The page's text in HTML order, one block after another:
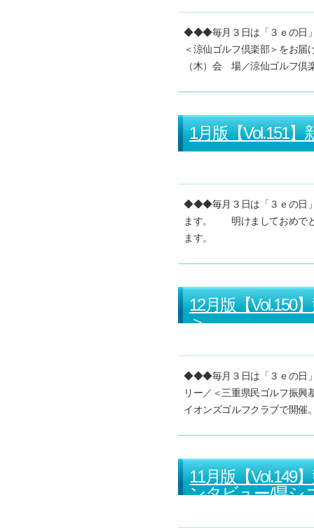
◆◆◆毎月３日は「３ｅの日
＜涼仙ゴルフ倶楽部＞をお届
（木）会 場／涼仙ゴルフ倶
1月版【Vol.151】
◆◆◆毎月３日は「３ｅの日
ます。 明けましておめで
ます。
12月版【Vol.150
＞
◆◆◆毎月３日は「３ｅの日
リー／＜三重県民ゴルフ振興
イオンズゴルフクラブで開
11月版【Vol.149
ンタビュー/県シ